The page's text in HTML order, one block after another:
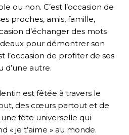
ou non. C’est l’occasion de
proches, amis, famille,
d’échanger des mots
pour démontrer son
l’occasion de profiter de ses
d’une autre.
est fêtée à travers le
des cœurs partout et de
une fête universelle qui
« je t’aime » au monde.